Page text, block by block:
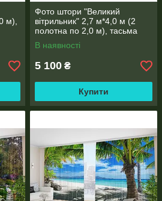
НАМ НАШІ КЛІЄНТИ
ТЮЛЯ, ШТОРОК У ВАННУ,
м),
Фото штори "Великий
вітрильник" 2,7 м*4,0 м (2
полотна по 2,0 м), тасьма
В наявності
5 100 ₴
Купити